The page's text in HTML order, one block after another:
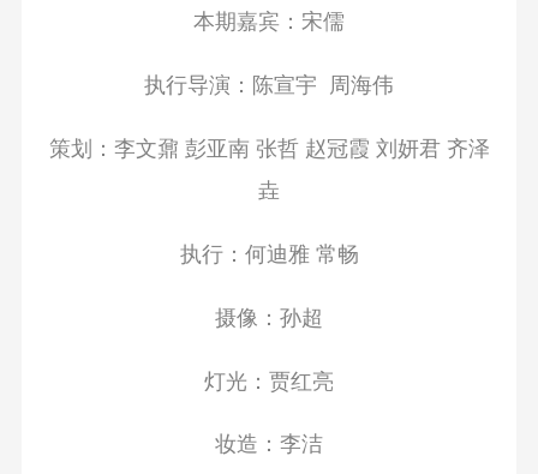
本期嘉宾： 宋儒
执行导演：陈宣宇 周海伟
策划：李文鼐 彭亚南 张哲 赵冠霞 刘妍君 齐泽
垚
执行：何迪雅 常畅
摄像：孙超
灯光：贾红亮
妆造：李洁